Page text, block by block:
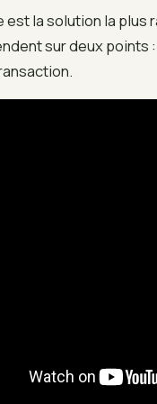
est la solution la
sur deux points